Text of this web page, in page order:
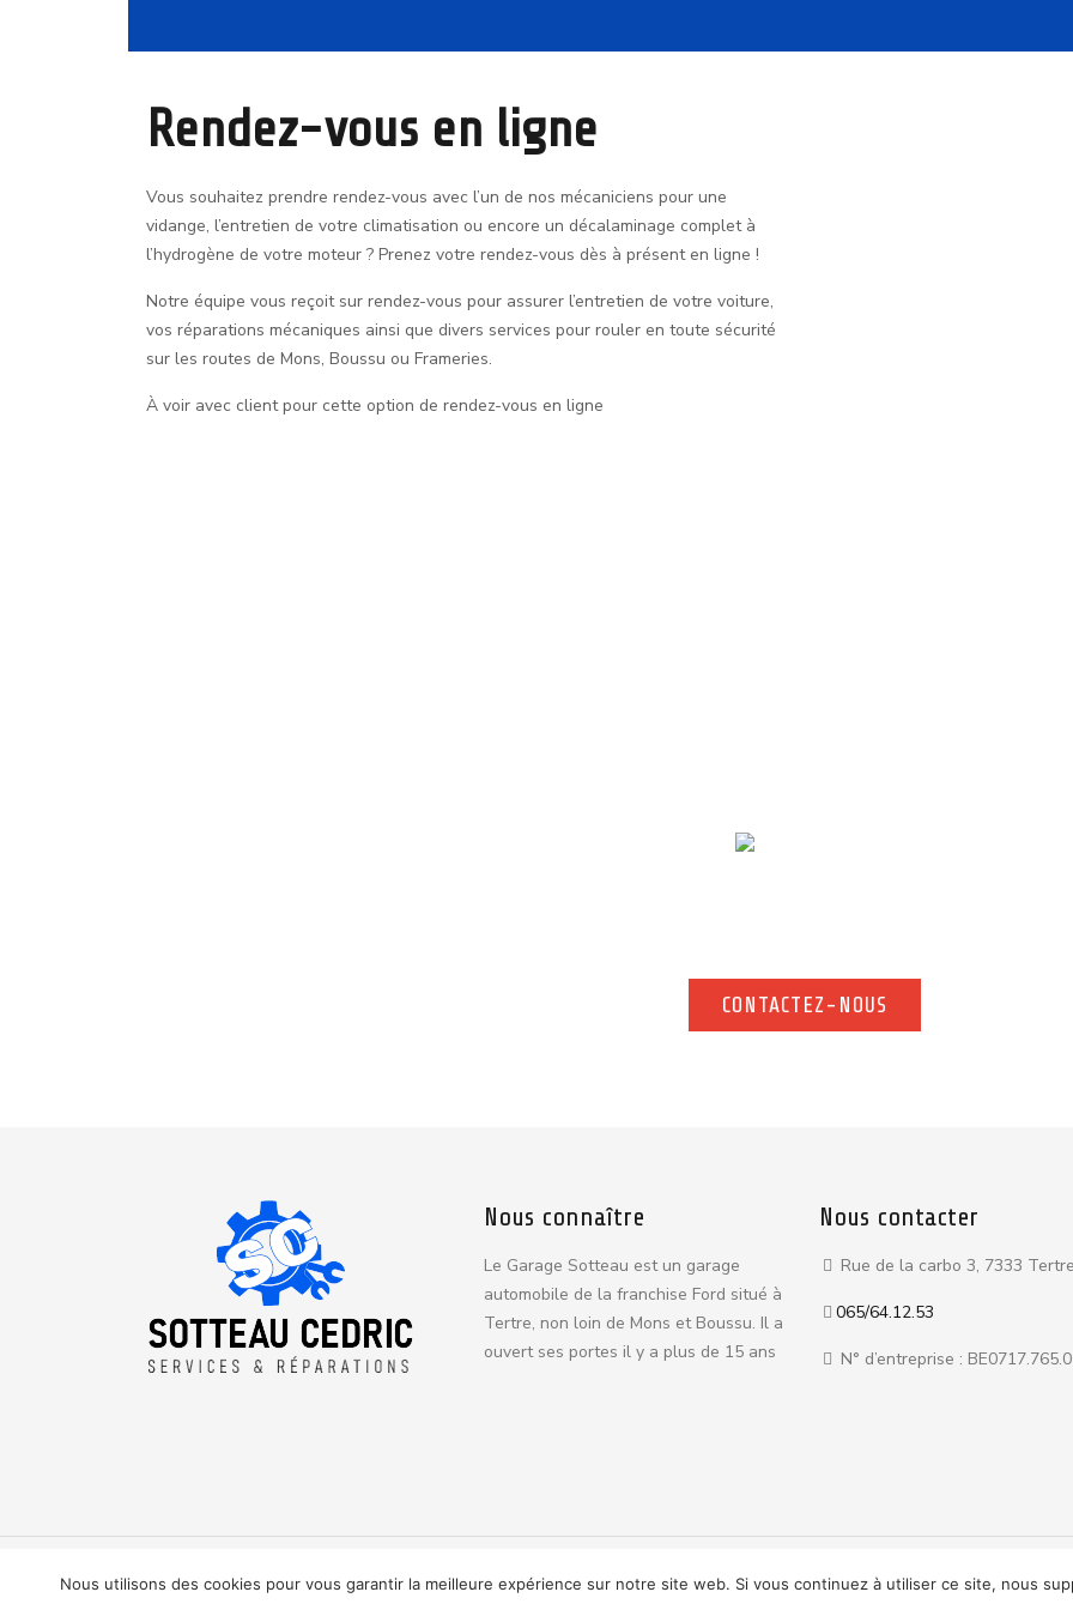
Rendez-vous en ligne
Vous souhaitez prendre rendez-vous avec l’un de nos mécaniciens pour une
vidange, l’entretien de votre climatisation ou encore un décalaminage complet à
l’hydrogène de votre moteur ? Prenez votre rendez-vous dès à présent en ligne !
Notre équipe vous reçoit sur rendez-vous pour assurer l’entretien de votre voiture,
vos réparations mécaniques ainsi que divers services pour rouler en toute sécurité
sur les routes de Mons, Boussu ou Frameries.
À voir avec client pour cette option de rendez-vous en ligne
CONTACTEZ-NOUS
CONTACTEZ-NOUS
Nous connaître
Le Garage Sotteau est un garage
automobile de la franchise Ford situé à
Tertre, non loin de Mons et Boussu. Il a
ouvert ses portes il y a plus de 15 ans
Nous contacter
Rue de la carbo 3, 7333
065/64.12.53
N° d’entreprise :
© 2024 Tous droits réservés. Powered by Webforce. Politique de confidentialité
Nous utilisons des cookies pour vous garantir la meilleure expérience sur notre site web. Si vous continuez à utiliser ce site, nous